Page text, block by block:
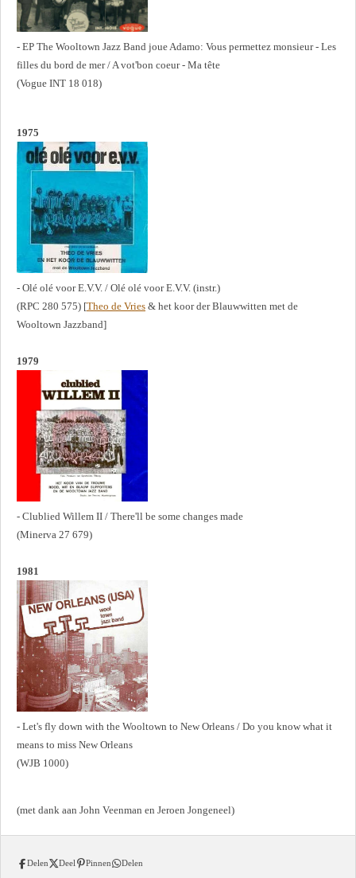
- EP The Wooltown Jazz Band joue Adamo: Vous permettez monsieur - Les
filles du bord de mer / A vot'bon coeur - Ma tête
(Vogue INT 18 018)
1975
- Olé olé voor E.V.V. / Olé olé voor E.V.V. (instr.)
(RPC 280 575) [Theo de Vries & het koor der Blauwwitten met de
Wooltown Jazzband]
1979
- Clublied Willem II / There'll be some changes made
(Minerva 27 679)
1981
- Let's fly down with the Wooltown to New Orleans / Do you know what it
means to miss New Orleans
(WJB 1000)
(met dank aan John Veenman en Jeroen Jongeneel)
Delen Deel Pinnen Delen